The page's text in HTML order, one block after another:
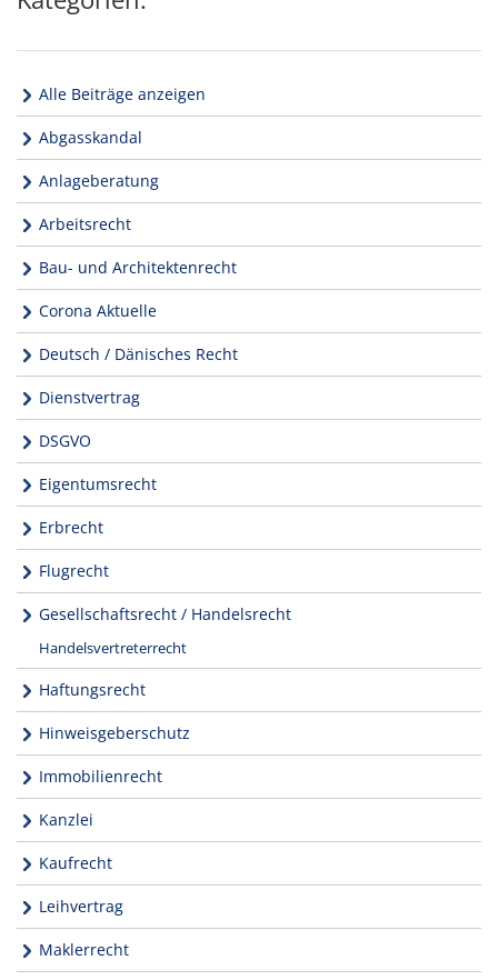
Alle Beiträge anzeigen
Abgasskandal
Anlageberatung
Arbeitsrecht
Bau- und Architektenrecht
Corona Aktuelle
Deutsch / Dänisches Recht
Dienstvertrag
DSGVO
Eigentumsrecht
Erbrecht
Flugrecht
Gesellschaftsrecht / Handelsrecht
Handelsvertreterrecht
Haftungsrecht
Hinweisgeberschutz
Immobilienrecht
Kanzlei
Kaufrecht
Leihvertrag
Maklerrecht